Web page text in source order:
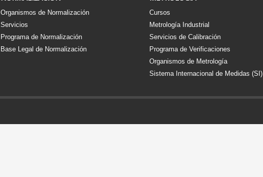
Organismos de Normalización
Servicios
Programa de Normalización
Base Legal de Normalización
Cursos
Metrología Industrial
Servicios de Calibración
Programa de Verificaciones
Organismos de Metrología
Sistema Internacional de Medidas (SI)